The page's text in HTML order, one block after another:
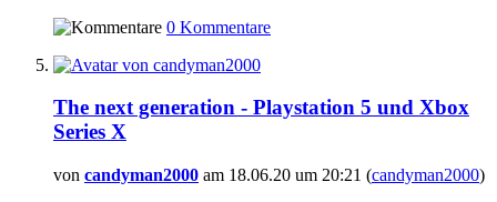
0 Kommentare
The next generation - Playstation 5 und Xbox
Series X
von candyman2000 am 18.06.20 um 20:21 (candyman2000)